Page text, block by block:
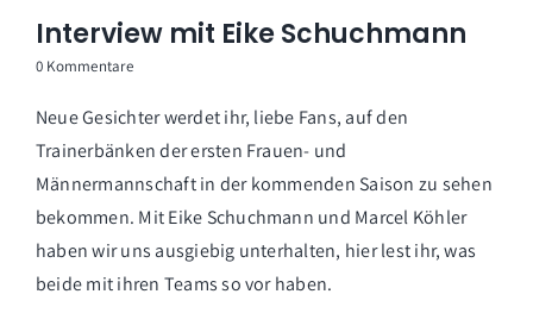
Interview mit Eike Schuchmann
0 Kommentare
Neue Gesichter werdet ihr, liebe Fans, auf den
Trainerbänken der ersten Frauen- und
Männermannschaft in der kommenden Saison zu sehen
bekommen. Mit Eike Schuchmann und Marcel Köhler
haben wir uns ausgiebig unterhalten, hier lest ihr, was
beide mit ihren Teams so vor haben.